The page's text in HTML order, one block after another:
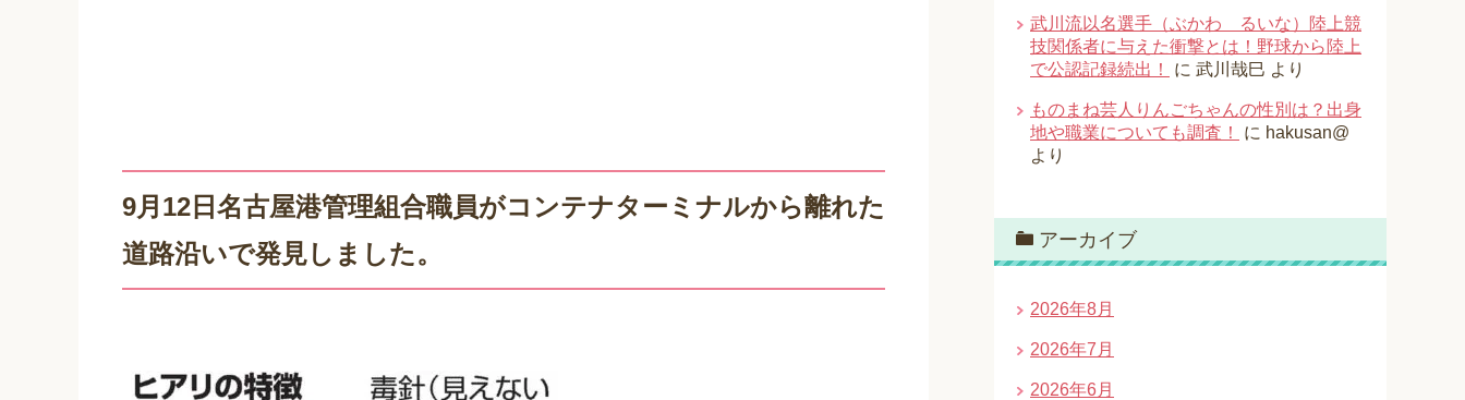
9月12日名古屋港管理組合職員がコンテナターミナルから離れた
道路沿いで発見しました。
武川流以名選手（ぶかわ るいな）陸上競
技関係者に与えた衝撃とは！野球から陸上
で公認記録続出！
に 武川哉巳 より
ものまね芸人りんごちゃんの性別は？出身
地や職業についても調査！
に hakusan@
より
アーカイブ
2026年8月
2026年7月
2026年6月